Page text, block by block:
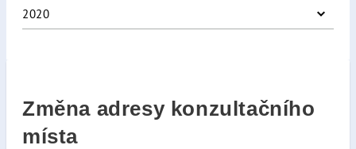
2020
Změna adresy konzultačního
místa